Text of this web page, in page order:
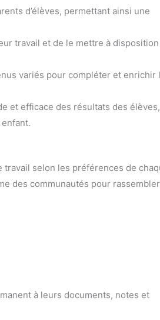
d’élèves, permettant ainsi une
travail et de le mettre à disposition
variés pour compléter et enrichir
et efficace des résultats des élèves,
selon les préférences de
des communautés pour rassembler
à leurs documents, notes et